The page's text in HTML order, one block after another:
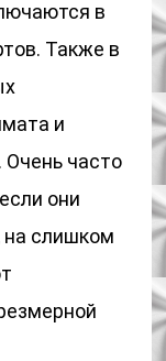
в
Также в
и
Очень часто
они
на слишком